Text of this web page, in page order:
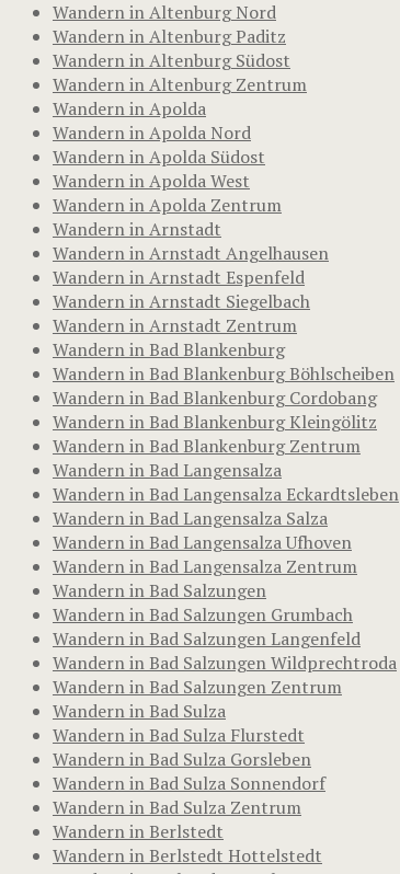
Wandern in Altenburg Nord
Wandern in Altenburg Paditz
Wandern in Altenburg Südost
Wandern in Altenburg Zentrum
Wandern in Apolda
Wandern in Apolda Nord
Wandern in Apolda Südost
Wandern in Apolda West
Wandern in Apolda Zentrum
Wandern in Arnstadt
Wandern in Arnstadt Angelhausen
Wandern in Arnstadt Espenfeld
Wandern in Arnstadt Siegelbach
Wandern in Arnstadt Zentrum
Wandern in Bad Blankenburg
Wandern in Bad Blankenburg Böhlscheiben
Wandern in Bad Blankenburg Cordobang
Wandern in Bad Blankenburg Kleingölitz
Wandern in Bad Blankenburg Zentrum
Wandern in Bad Langensalza
Wandern in Bad Langensalza Eckardtsleben
Wandern in Bad Langensalza Salza
Wandern in Bad Langensalza Ufhoven
Wandern in Bad Langensalza Zentrum
Wandern in Bad Salzungen
Wandern in Bad Salzungen Grumbach
Wandern in Bad Salzungen Langenfeld
Wandern in Bad Salzungen Wildprechtroda
Wandern in Bad Salzungen Zentrum
Wandern in Bad Sulza
Wandern in Bad Sulza Flurstedt
Wandern in Bad Sulza Gorsleben
Wandern in Bad Sulza Sonnendorf
Wandern in Bad Sulza Zentrum
Wandern in Berlstedt
Wandern in Berlstedt Hottelstedt